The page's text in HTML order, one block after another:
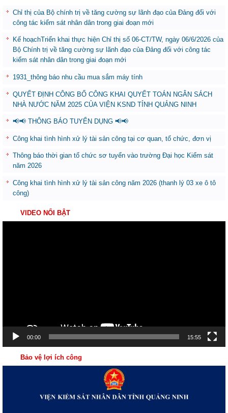
Chỉ thị của Bộ chính trị về tăng cường sự lãnh đạo của Đảng đối với
công tác kiểm sát nhân dân trong giai đoạn mới
Kế hoạchTriển khai thực hiện Chỉ thị số 06-CT/TW, ngày 06/6/2026 của
Bộ Chính trị về tăng cường sự lãnh đạo của Đảng đối với công tác
kiểm sát nhân dân trong giai đoạn mới
1931_thông báo nhu cầu mua sắm máy tính
QUYẾT ĐỊNH CÔNG BỐ CÔNG KHAI QUYẾT TOÁN NGÂN SÁCH
NHÀ NƯỚC NĂM 2025 CỦA VIỆN KSND TỈNH QUẢNG NINH
📢📢 THÔNG BÁO TUYỂN DỤNG 📢📢
Công khai tình hình xử lý tài sản công tại cơ quan, tổ chức, đơn vị
Thông báo thời gian tổ chức sơ tuyển vào trường Đại học Kiểm sát
năm 2026
Công khai tình hình xử lý tài sản công năm 2026 (thanh lý 03 xe ô tô
công)
VIDEO NỔI BẬT
00:00 15:55
Bảo vệ lợi ích công